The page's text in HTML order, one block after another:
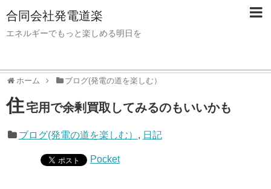
合同会社発電道楽
エネルギーでもっと楽しめる明日を
ホーム ブログ(発電の道を楽しむ）
住宅用で余剰買取してみるのもいいかも
ブログ(発電の道を楽しむ） , 日記
Pocket